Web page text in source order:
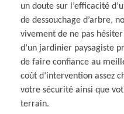
un doute sur l’efficacité
de dessouchage d’arbre,
vivement de ne pas
d’un jardinier paysagiste
de faire confiance au
coût d’intervention assez
votre sécurité ainsi que
terrain.